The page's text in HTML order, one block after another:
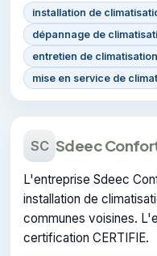
installation de
dépannage de
entretien de
mise en service de
SC Sdeec
L'entreprise Sdeec
installation de
communes voisines.
certification CERTIFIE.